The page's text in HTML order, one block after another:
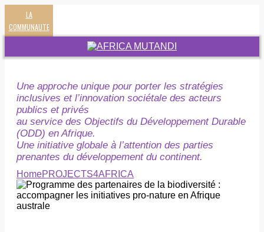
LA
COMMUNAUTE
Une approche unique pour porter les stratégies
inclusives et l’innovation sociétale des acteurs
publics et privés
au service des Objectifs du Développement Durable
(ODD) en Afrique.
Une initiative globale à l’attention des parties
prenantes du développement du continent.
HomePROJECTS4AFRICA